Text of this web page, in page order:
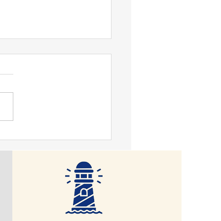
논평] 아담 스미스,
Hugh Jenkins, 1947: 36)
달리하면서, 그 해석도 달
. 인간을 악한 존재로 본다.